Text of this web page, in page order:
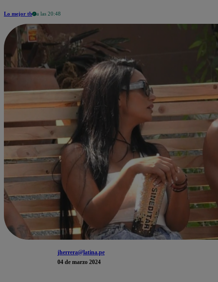
Lo mejor tb a las 20:48
jherrera@latina.pe
04 de marzo 2024